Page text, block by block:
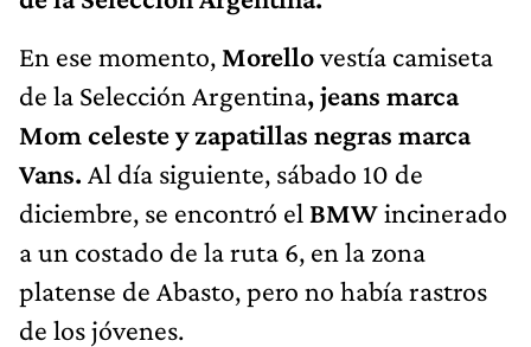
En ese momento, Morellovestía camiseta
de la Selección Argentina, jeans marca
Mom celeste y zapatillas negras marca
Vans. Al día siguiente, sábado 10 de
diciembre, se encontró el BMWincinerado
a un costado de la ruta 6, en la zona
platense de Abasto, pero no había rastros
de los jóvenes.